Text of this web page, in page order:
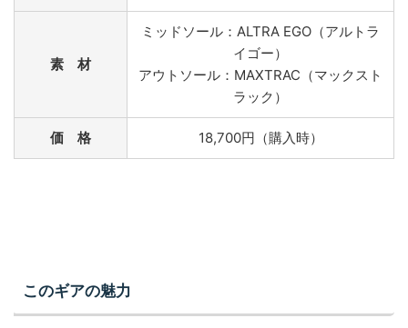
素 材
ミッドソール：ALTRA EGO（アルトラ
イゴー）
アウトソール：MAXTRAC（マックスト
ラック）
価 格 18,700円（購入時）
このギアの魅力